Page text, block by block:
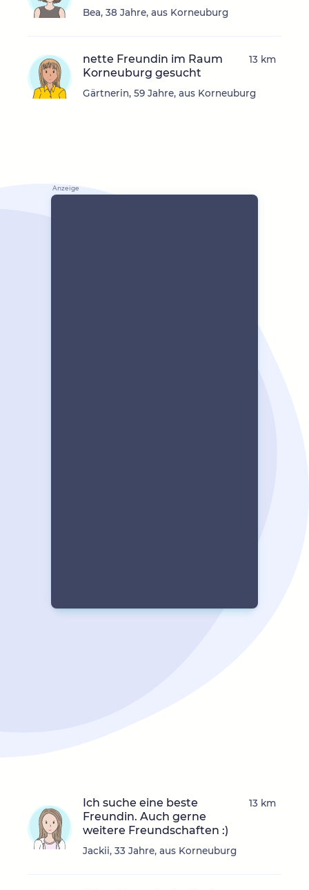
Bea, 38 Jahre, aus Korneuburg
nette Freundin im Raum
Korneuburg gesucht
Gärtnerin, 59 Jahre, aus Korneuburg
13 km
Ich suche eine beste
Freundin. Auch gerne
weitere Freundschaften :)
Jackii, 33 Jahre, aus Korneuburg
13 km